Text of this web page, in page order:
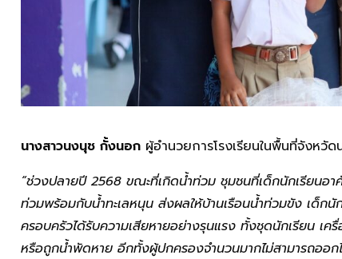
นางสาวนงนุช กั้งนอก ผู้อำนวยการโรงเรียนในพื้นที่จังหวั
“ช่วงปลายปี 2568 ขณะที่เกิดน้ำท่วม ชุมชนที่เด็กนักเรียนอ
ท่วมพร้อมกับน้ำทะเลหนุน ส่งผลให้บ้านเรือนน้ำท่วมขัง เด็กนั
ครอบครัวได้รับความเสียหายอย่างรุนแรง ทั้งชุดนักเรียน เ
หรือถูกน้ำพัดหาย อีกทั้งผู้ปกครองจำนวนมากไม่สามารถออก